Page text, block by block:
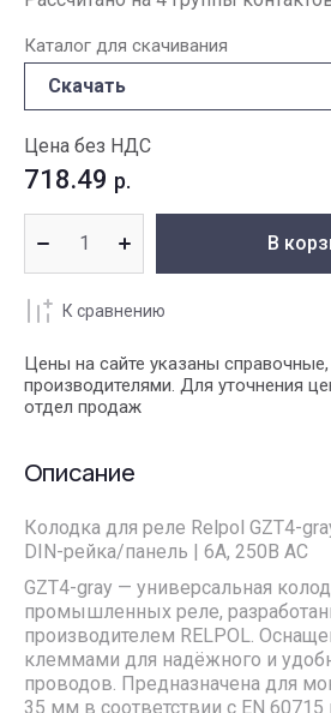
Каталог для скачивания
Скачать
Цена без НДС
718.49 р.
В
К сравнению
Цены на сайте указаны
производителями. Для уточнения
отдел продаж
Описание
Колодка для реле Relpol GZT4-
DIN-рейка/панель | 6А, 250В AC
GZT4-gray — универсальная
промышленных реле,
производителем RELPOL.
клеммами для надёжного и
проводов. Предназначена для
35 мм в соответствии с EN 60715